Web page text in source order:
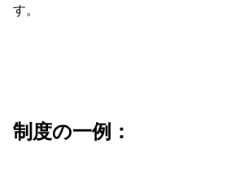
す。
制度の一例：